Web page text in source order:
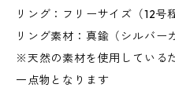
リング：フリーサイズ（12号
リング素材：真鍮（シルバー
※天然の素材を使用している
一点物となります